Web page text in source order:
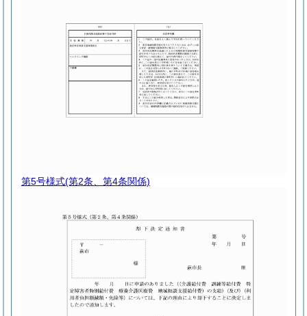
第5号様式(第2条、第4条関係)